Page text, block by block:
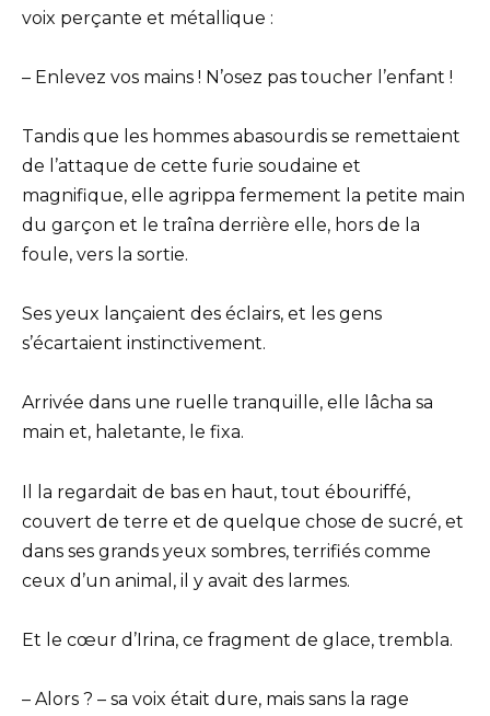
voix perçante et métallique :
– Enlevez vos mains ! N’osez pas toucher l’enfant !
Tandis que les hommes abasourdis se remettaient
de l’attaque de cette furie soudaine et
magnifique, elle agrippa fermement la petite main
du garçon et le traîna derrière elle, hors de la
foule, vers la sortie.
Ses yeux lançaient des éclairs, et les gens
s’écartaient instinctivement.
Arrivée dans une ruelle tranquille, elle lâcha sa
main et, haletante, le fixa.
Il la regardait de bas en haut, tout ébouriffé,
couvert de terre et de quelque chose de sucré, et
dans ses grands yeux sombres, terrifiés comme
ceux d’un animal, il y avait des larmes.
Et le cœur d’Irina, ce fragment de glace, trembla.
– Alors ? – sa voix était dure, mais sans la rage